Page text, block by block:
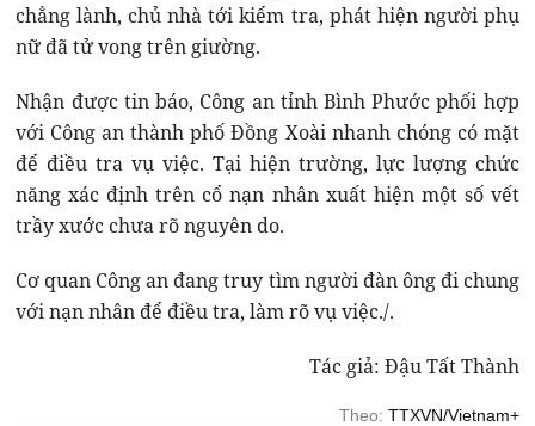
chẳng lành, chủ nhà tới kiểm tra, phát hiện người phụ
nữ đã tử vong trên giường.
Nhận được tin báo, Công an tỉnh Bình Phước phối hợp
với Công an thành phố Đồng Xoài nhanh chóng có mặt
để điều tra vụ việc. Tại hiện trường, lực lượng chức
năng xác định trên cổ nạn nhân xuất hiện một số vết
trầy xước chưa rõ nguyên do.
Cơ quan Công an đang truy tìm người đàn ông đi chung
với nạn nhân để điều tra, làm rõ vụ việc./.
Tác giả: Đậu Tất Thành
Theo: TTXVN/Vietnam+